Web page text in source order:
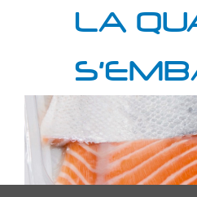
LA